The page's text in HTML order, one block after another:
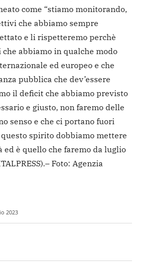
come “stiamo monitorando,
che abbiamo sempre
e li rispetteremo perchè
abbiamo in qualche modo
ed europeo e che
pubblica che dev’essere
il deficit che abbiamo previsto
e giusto, non faremo delle
senso e che ci portano fuori
spirito dobbiamo mettere
è quello che faremo da luglio
– Foto: Agenzia
2023